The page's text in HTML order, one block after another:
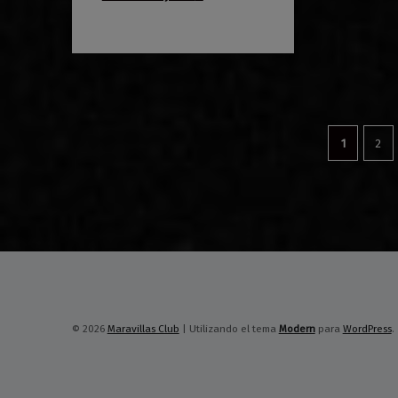
1 2
© 2026 Maravillas Club Utilizando el tema Modernpara WordPress.